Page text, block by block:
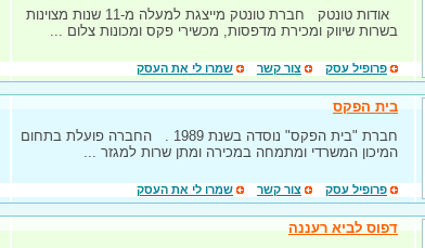
אודות טונטק חברת טונטק מייצגת למעלה מ-11 שנות מצוינות
בשרות שיווק ומכירת מדפסות, מכשירי פקס ומכונות צלום ...
פרופיל עסק צור קשר שמרו לי את העסק
בית הפקס
חברת "בית הפקס" נוסדה בשנת 1989 . החברה פועלת בתחום
המיכון המשרדי ומתמחה במכירה ומתן שרות למגזר ...
פרופיל עסק צור קשר שמרו לי את העסק
דפוס לביא רעננה